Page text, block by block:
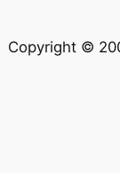
Copyright ©